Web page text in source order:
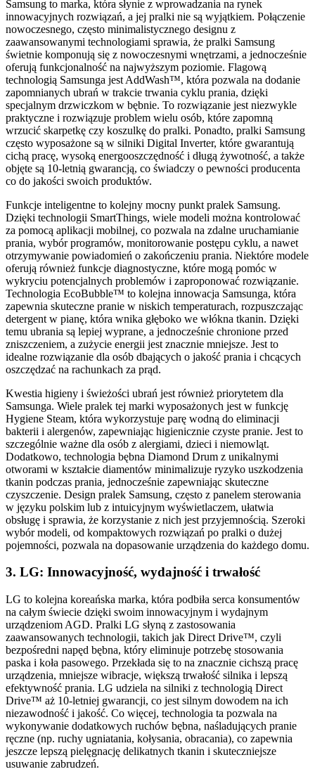
Samsung to marka, która słynie z wprowadzania na rynek
innowacyjnych rozwiązań, a jej pralki nie są wyjątkiem. Połączenie
nowoczesnego, często minimalistycznego designu z
zaawansowanymi technologiami sprawia, że pralki Samsung
świetnie komponują się z nowoczesnymi wnętrzami, a jednocześnie
oferują funkcjonalność na najwyższym poziomie. Flagową
technologią Samsunga jest AddWash™, która pozwala na dodanie
zapomnianych ubrań w trakcie trwania cyklu prania, dzięki
specjalnym drzwiczkom w bębnie. To rozwiązanie jest niezwykle
praktyczne i rozwiązuje problem wielu osób, które zapomną
wrzucić skarpetkę czy koszulkę do pralki. Ponadto, pralki Samsung
często wyposażone są w silniki Digital Inverter, które gwarantują
cichą pracę, wysoką energooszczędność i długą żywotność, a także
objęte są 10-letnią gwarancją, co świadczy o pewności producenta
co do jakości swoich produktów.
Funkcje inteligentne to kolejny mocny punkt pralek Samsung.
Dzięki technologii SmartThings, wiele modeli można kontrolować
za pomocą aplikacji mobilnej, co pozwala na zdalne uruchamianie
prania, wybór programów, monitorowanie postępu cyklu, a nawet
otrzymywanie powiadomień o zakończeniu prania. Niektóre modele
oferują również funkcje diagnostyczne, które mogą pomóc w
wykryciu potencjalnych problemów i zaproponować rozwiązanie.
Technologia EcoBubble™ to kolejna innowacja Samsunga, która
zapewnia skuteczne pranie w niskich temperaturach, rozpuszczając
detergent w pianę, która wnika głęboko we włókna tkanin. Dzięki
temu ubrania są lepiej wyprane, a jednocześnie chronione przed
zniszczeniem, a zużycie energii jest znacznie mniejsze. Jest to
idealne rozwiązanie dla osób dbających o jakość prania i chcących
oszczędzać na rachunkach za prąd.
Kwestia higieny i świeżości ubrań jest również priorytetem dla
Samsunga. Wiele pralek tej marki wyposażonych jest w funkcję
Hygiene Steam, która wykorzystuje parę wodną do eliminacji
bakterii i alergenów, zapewniając higienicznie czyste pranie. Jest to
szczególnie ważne dla osób z alergiami, dzieci i niemowląt.
Dodatkowo, technologia bębna Diamond Drum z unikalnymi
otworami w kształcie diamentów minimalizuje ryzyko uszkodzenia
tkanin podczas prania, jednocześnie zapewniając skuteczne
czyszczenie. Design pralek Samsung, często z panelem sterowania
w języku polskim lub z intuicyjnym wyświetlaczem, ułatwia
obsługę i sprawia, że korzystanie z nich jest przyjemnością. Szeroki
wybór modeli, od kompaktowych rozwiązań po pralki o dużej
pojemności, pozwala na dopasowanie urządzenia do każdego domu.
3. LG: Innowacyjność, wydajność i trwałość
LG to kolejna koreańska marka, która podbiła serca konsumentów
na całym świecie dzięki swoim innowacyjnym i wydajnym
urządzeniom AGD. Pralki LG słyną z zastosowania
zaawansowanych technologii, takich jak Direct Drive™, czyli
bezpośredni napęd bębna, który eliminuje potrzebę stosowania
paska i koła pasowego. Przekłada się to na znacznie cichszą pracę
urządzenia, mniejsze wibracje, większą trwałość silnika i lepszą
efektywność prania. LG udziela na silniki z technologią Direct
Drive™ aż 10-letniej gwarancji, co jest silnym dowodem na ich
niezawodność i jakość. Co więcej, technologia ta pozwala na
wykonywanie dodatkowych ruchów bębna, naśladujących pranie
ręczne (np. ruchy ugniatania, kołysania, obracania), co zapewnia
jeszcze lepszą pielęgnację delikatnych tkanin i skuteczniejsze
usuwanie zabrudzeń.